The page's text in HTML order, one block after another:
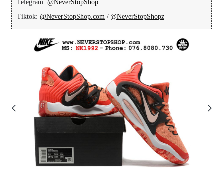
Telegram: @NeverStopShop
Tiktok: @NeverStopShop.com / @NeverStopShopz